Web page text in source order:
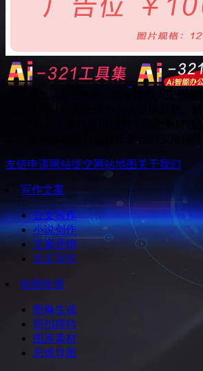
具软件app下载和使用指南，助您更好地
友链申请网站提交网站地图 关于我们
写作文案
公文写作
小说创作
文案营销
论文写作
绘图绘画
图像生成
商拍模特
图库素材
思维导图